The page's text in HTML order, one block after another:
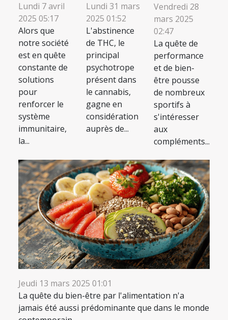
Lundi 7 avril
2025 05:17
Alors que
notre société
est en quête
constante de
solutions
pour
renforcer le
système
immunitaire,
la...
Lundi 31 mars
2025 01:52
L'abstinence
de THC, le
principal
psychotrope
présent dans
le cannabis,
gagne en
considération
auprès de...
Vendredi 28
mars 2025
02:47
La quête de
performance
et de bien-
être pousse
de nombreux
sportifs à
s'intéresser
aux
compléments...
Jeudi 13 mars 2025 01:01
La quête du bien-être par l'alimentation n'a
jamais été aussi prédominante que dans le monde